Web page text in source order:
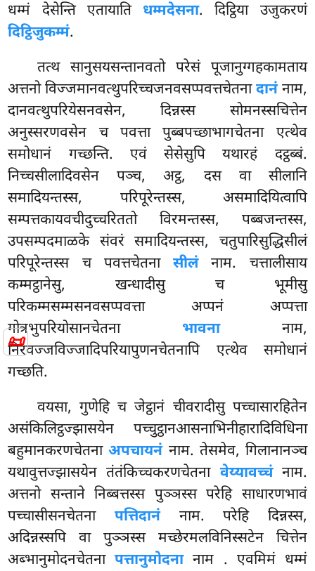
📜
धम्मं देसेन्ति एतायाति धम्मदेसना. दिट्ठिया उजुकरणं
दिट्ठिजुकम्मं.
तत्थ सानुसयसन्तानवतो परेसं पूजानुग्गहकामताय
अत्तनो विज्जमानवत्थुपरिच्चजनवसप्पवत्तचेतनादानंनाम,
दानवत्थुपरियेसनवसेन, दिन्नस्स सोमनस्सचित्तेन
अनुस्सरणवसेन च पवत्ता पुब्बपच्छाभागचेतना एत्थेव
समोधानं गच्छन्ति. एवं सेसेसुपि यथारहं दट्ठब्बं.
निच्चसीलादिवसेन पञ्च, अट्ठ, दस वा सीलानि
समादियन्तस्स, परिपूरेन्तस्स, असमादियित्वापि
सम्पत्तकायवचीदुच्चरिततो विरमन्तस्स, पब्बजन्तस्स,
उपसम्पदमाळके संवरं समादियन्तस्स, चतुपारिसुद्धिसीलं
परिपूरेन्तस्स च पवत्तचेतनासीलंनाम. चत्तालीसाय
कम्मट्ठानेसु, खन्धादीसु च भूमीसु
परिकम्मसम्मसनवसप्पवत्ता अप्पनं अप्पत्ता
गोत्रभुपरियोसानचेतना भावनानाम,
निरवज्जविज्जादिपरियापुणनचेतनापि एत्थेव समोधानं
गच्छति.
वयसा, गुणेहि च जेट्ठानं चीवरादीसु पच्चासारहितेन
असंकिलिट्ठज्झासयेन पच्चुट्ठानआसनाभिनीहारादिविधिना
बहुमानकरणचेतनाअपचायनंनाम. तेसमेव, गिलानानञ्च
यथावुत्तज्झासयेन तंतंकिच्चकरणचेतना वेय्यावच्चंनाम.
अत्तनो सन्ताने निब्बत्तस्स पुञ्ञस्स परेहि साधारणभावं
पच्चासीसनचेतना पत्तिदानंनाम. परेहि दिन्नस्स,
अदिन्नस्सपि वा पुञ्ञस्स मच्छेरमलविनिस्सटेन चित्तेन
अब्भानुमोदनचेतनापत्तानुमोदनानाम . एवमिमं धम्मं